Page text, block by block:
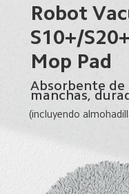
Robot
S10+/
Mop Pad
Absorbente de
manchas,
(incluyendo